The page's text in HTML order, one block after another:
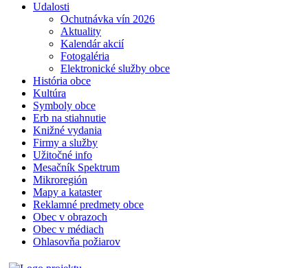
Udalosti
Ochutnávka vín 2026
Aktuality
Kalendár akcií
Fotogaléria
Elektronické služby obce
História obce
Kultúra
Symboly obce
Erb na stiahnutie
Knižné vydania
Firmy a služby
Užitočné info
Mesačník Spektrum
Mikroregión
Mapy a kataster
Reklamné predmety obce
Obec v obrazoch
Obec v médiach
Ohlasovňa požiarov